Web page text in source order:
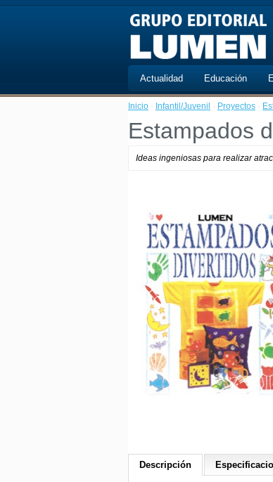
Actualidad Educación
Inicio · Infantil/Juvenil · Proyectos ·
Estampados
Ideas ingeniosas para realizar
Descripción